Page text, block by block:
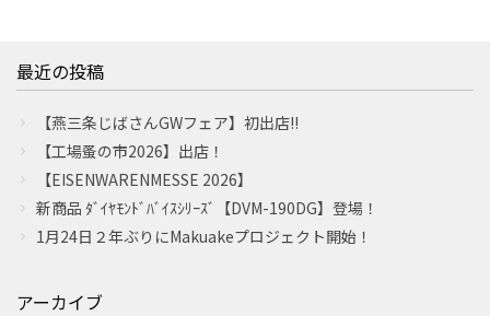
最近の投稿
【燕三条じばさんGWフェア】初出店!!
【工場蚤の市2026】出店！
【EISENWARENMESSE 2026】
新商品 ﾀﾞｲﾔﾓﾝﾄﾞﾊﾞｲｽｼﾘｰｽﾞ【DVM-190DG】登場！
1月24日２年ぶりにMakuakeプロジェクト開始！
アーカイブ